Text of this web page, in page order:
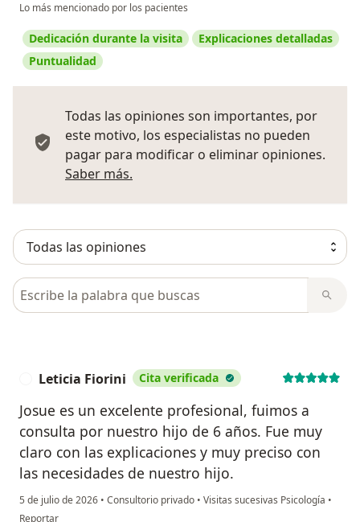
Lo más mencionado por los pacientes
Dedicación durante la visita
Explicaciones detalladas
Puntualidad
Todas las opiniones son importantes, por
este motivo, los especialistas no pueden
pagar para modificar o eliminar opiniones.
Saber más.
Busca en opiniones
Leticia Fiorini Cita verificada
Josue es un excelente profesional, fuimos a
consulta por nuestro hijo de 6 años. Fue muy
claro con las explicaciones y muy preciso con
las necesidades de nuestro hijo.
5 de julio de 2026 • Consultorio privado • Visitas sucesivas Psicología •
en opinión del usuario Leticia Fiorini
Reportar